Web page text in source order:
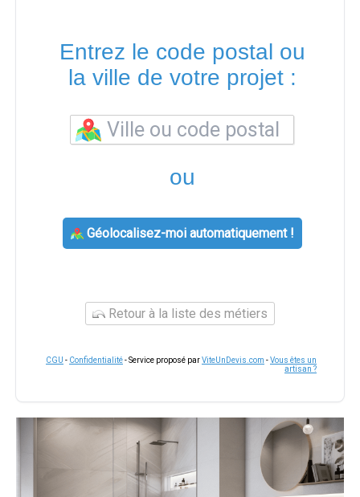
Entrez le code postal ou
la ville de votre projet :
ou
Géolocalisez-moi automatiquement !
Retour à la liste des métiers
CGU - Confidentialité- Service proposé parViteUnDevis.com -Vous êtes un
artisan ?